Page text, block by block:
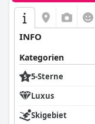
INFO
Kategorien
5-Sterne
Luxus
Skigebiet